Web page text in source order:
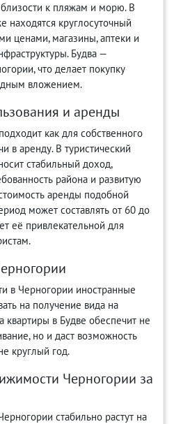
к пляжам и морю. В
находятся круглосуточный
ценами, магазины, аптеки и
Будва —
что делает покупку
вложением.
и аренды
как для собственного
в аренду. В туристический
стабильный доход,
района и развитую
аренды подобной
может составлять от 60 до
её привлекательной для
в Черногории иностранные
на получение вида на
в Будве обеспечит не
но и даст возможность
круглый год.
Черногории за
стабильно растут на